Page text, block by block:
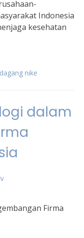
Indonesia
kesehatan
nike
dalam
Firma